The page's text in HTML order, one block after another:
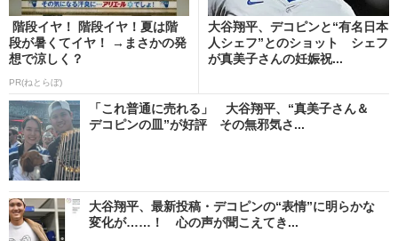
階段イヤ！ 階段イヤ！夏は階
段が暑くてイヤ！ →まさかの発
想で涼しく？
PR(ねとらぼ)
大谷翔平、デコピンと“有名日本
人シェフ”とのショット シェフ
が真美子さんの妊娠祝...
「これ普通に売れる」 大谷翔平、“真美子さん＆
デコピンの皿”が好評 その無邪気さ...
大谷翔平、最新投稿・デコピンの“表情”に明らかな
変化が……！ 心の声が聞こえてき...